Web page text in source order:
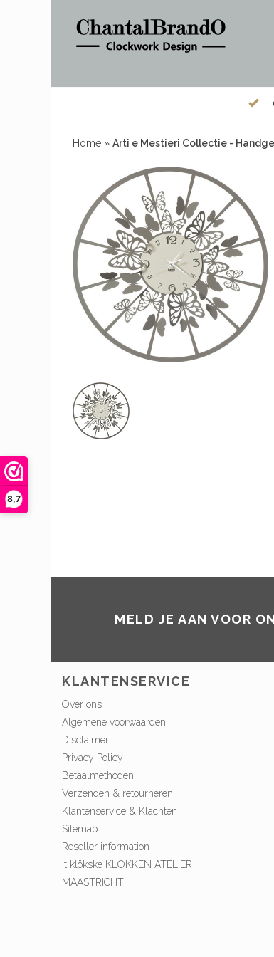
8,7
Home » Arti e Mestieri Collectie -
MELD JE AAN VOOR
KLANTENSERVICE
Over ons
Algemene voorwaarden
Disclaimer
Privacy Policy
Betaalmethoden
Verzenden & retourneren
Klantenservice & Klachten
Sitemap
Reseller information
't klökske KLOKKEN ATELIER
MAASTRICHT